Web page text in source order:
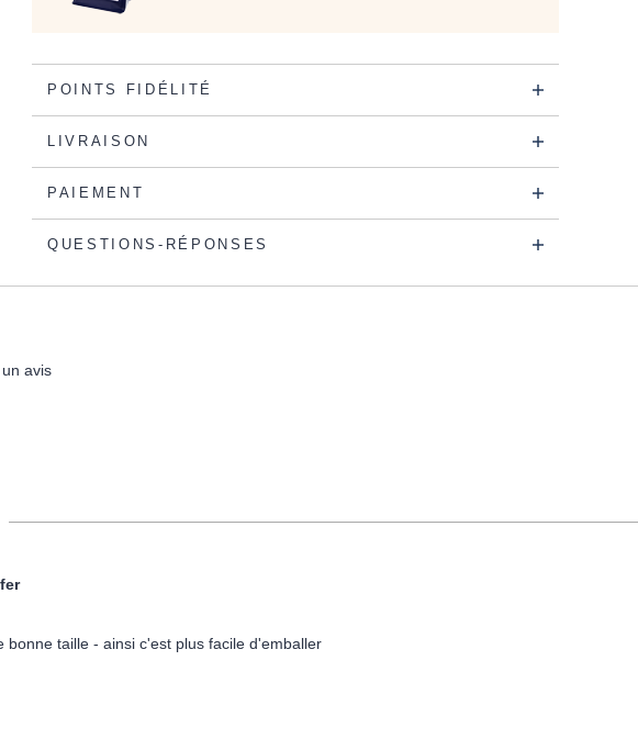
POINTS FIDÉLITÉ
LIVRAISON
PAIEMENT
QUESTIONS-RÉPONSES
avis
taille - ainsi c'est plus facile d'emballer